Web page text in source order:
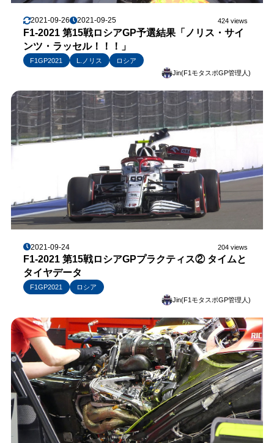
2021-09-26 2021-09-25 424 views
F1-2021 第15戦ロシアGP予選結果「ノリス・サイ
ンツ・ラッセル！！！」
F1GP2021 L.ノリス
ロシア
Jin(F1モタスポGP管理人)
2021-09-24 204 views
F1-2021 第15戦ロシアGPプラクティス② タイムと
タイヤデータ
F1GP2021
ロシア
Jin(F1モタスポGP管理人)